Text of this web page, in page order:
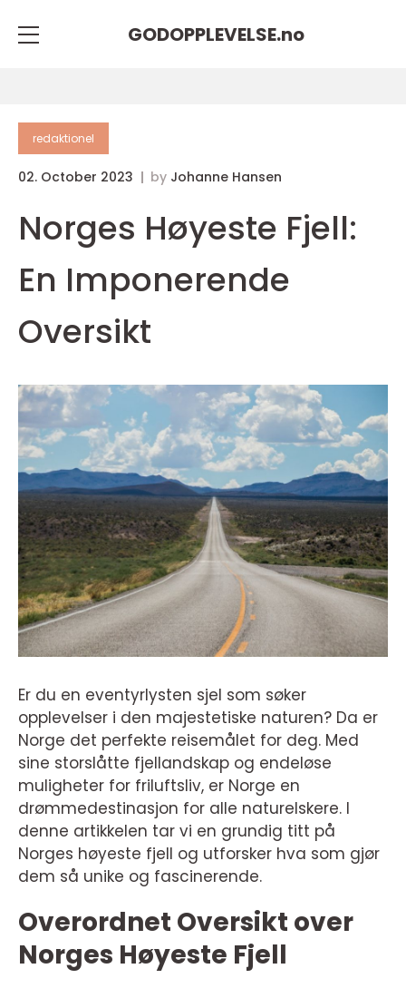
GODOPPLEVELSE.no
redaktionel
02. October 2023 by Johanne Hansen
Norges Høyeste Fjell:
En Imponerende
Oversikt
Er du en eventyrlysten sjel som søker
opplevelser i den majestetiske naturen? Da er
Norge det perfekte reisemålet for deg. Med
sine storslåtte fjellandskap og endeløse
muligheter for friluftsliv, er Norge en
drømmedestinasjon for alle naturelskere. I
denne artikkelen tar vi en grundig titt på
Norges høyeste fjell og utforsker hva som gjør
dem så unike og fascinerende.
Overordnet Oversikt over
Norges Høyeste Fjell